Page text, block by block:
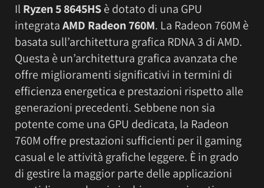
Il Ryzen 5 8645HSè dotato di una GPU
integrataAMD Radeon 760M. La Radeon 760M è
basata sull’architettura grafica RDNA 3 di AMD.
Questa è un’architettura grafica avanzata che
offre miglioramenti significativi in termini di
efficienza energetica e prestazioni rispetto alle
generazioni precedenti. Sebbene non sia
potente come una GPU dedicata, la Radeon
760M offre prestazioni sufficienti per il gaming
casual e le attività grafiche leggere. È in grado
di gestire la maggior parte delle applicazioni